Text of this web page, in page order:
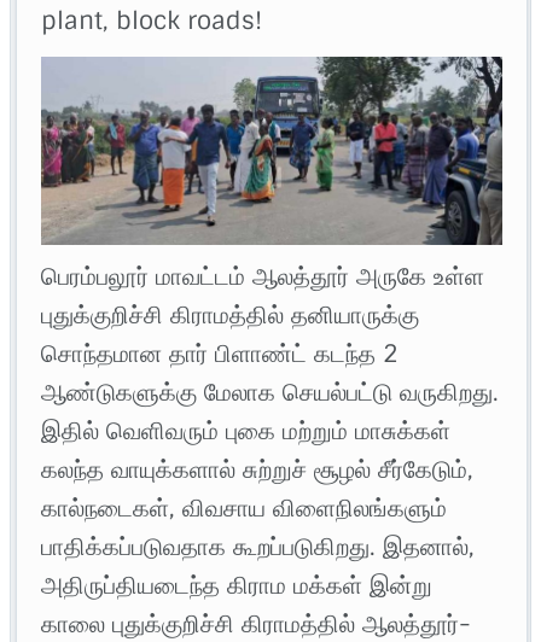
plant, block roads!
பெரம்பலூர் மாவட்டம் ஆலத்தூர் அருகே உள்ள
புதுக்குறிச்சி கிராமத்தில் தனியாருக்கு
சொந்தமான தார் பிளாண்ட் கடந்த 2
ஆண்டுகளுக்கு மேலாக செயல்பட்டு வருகிறது.
இதில் வெளிவரும் புகை மற்றும் மாசுக்கள்
கலந்த வாயுக்களால் சுற்றுச் சூழல் சீர்கேடும்,
கால்நடைகள், விவசாய விளைநிலங்களும்
பாதிக்கப்படுவதாக கூறப்படுகிறது. இதனால்,
அதிருப்தியடைந்த கிராம மக்கள் இன்று
காலை புதுக்குறிச்சி கிராமத்தில் ஆலத்தூர்-